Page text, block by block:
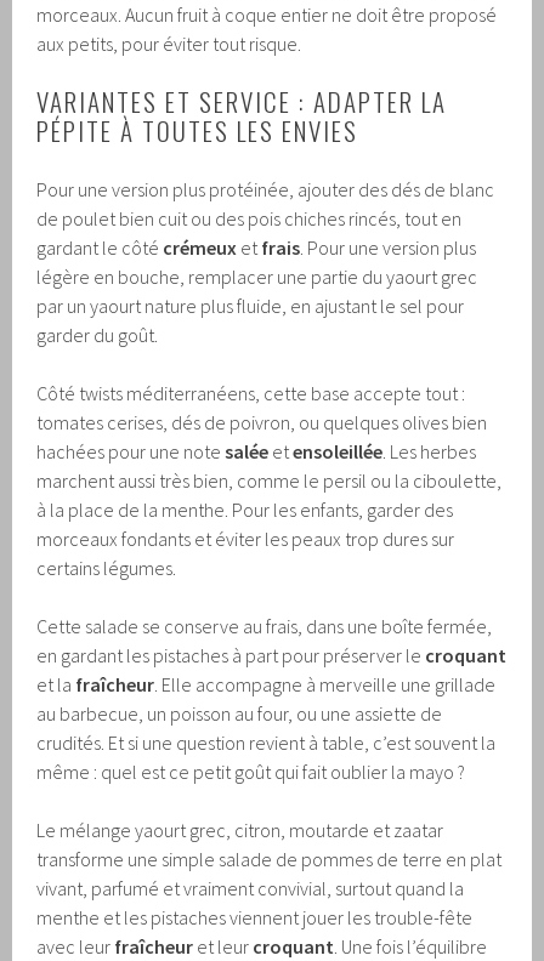
morceaux. Aucun fruit à coque entier ne doit être proposé
aux petits, pour éviter tout risque.
VARIANTES ET SERVICE : ADAPTER LA
PÉPITE À TOUTES LES ENVIES
Pour une version plus protéinée, ajouter des dés de blanc
de poulet bien cuit ou des pois chiches rincés, tout en
gardant le côté crémeux etfrais. Pour une version plus
légère en bouche, remplacer une partie du yaourt grec
par un yaourt nature plus fluide, en ajustant le sel pour
garder du goût.
Côté twists méditerranéens, cette base accepte tout :
tomates cerises, dés de poivron, ou quelques olives bien
hachées pour une notesalée etensoleillée. Les herbes
marchent aussi très bien, comme le persil ou la ciboulette,
à la place de la menthe. Pour les enfants, garder des
morceaux fondants et éviter les peaux trop dures sur
certains légumes.
Cette salade se conserve au frais, dans une boîte fermée,
en gardant les pistaches à part pour préserver le croquant
et la fraîcheur. Elle accompagne à merveille une grillade
au barbecue, un poisson au four, ou une assiette de
crudités. Et si une question revient à table, c’est souvent la
même : quel est ce petit goût qui fait oublier la mayo ?
Le mélange yaourt grec, citron, moutarde et zaatar
transforme une simple salade de pommes de terre en plat
vivant, parfumé et vraiment convivial, surtout quand la
menthe et les pistaches viennent jouer les trouble-fête
avec leur fraîcheur et leur croquant. Une fois l’équilibre